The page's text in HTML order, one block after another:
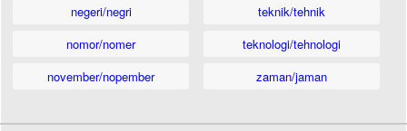
negeri/negri
nomor/nomer
november/nopember
teknik/tehnik
teknologi/tehnologi
zaman/jaman